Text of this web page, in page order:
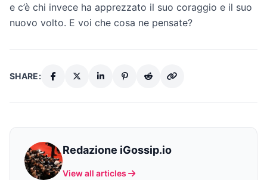
e c’è chi invece ha apprezzato il suo coraggio e il suo
nuovo volto. E voi che cosa ne pensate?
SHARE:
Redazione iGossip.io
View all articles